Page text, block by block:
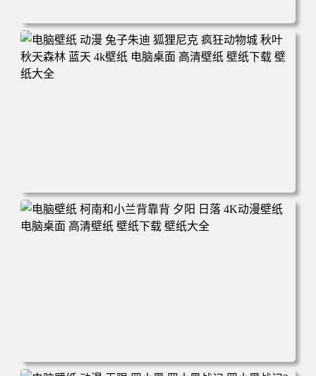
电脑壁纸 动漫 紫灵 冰清玉洁《凡人修仙传》4k壁纸 3840x2
160 电脑桌面 高清壁纸 壁纸下载 壁纸大全
电脑壁纸 动漫 兔子朱迪 狐狸尼克 疯狂动物城 秋叶 秋天森
林 蓝天 4k壁纸 电脑桌面 高清壁纸 壁纸下载 壁纸大全
电脑壁纸 柯南和小兰背靠背 夕阳 日落 4K动漫壁纸 电脑桌